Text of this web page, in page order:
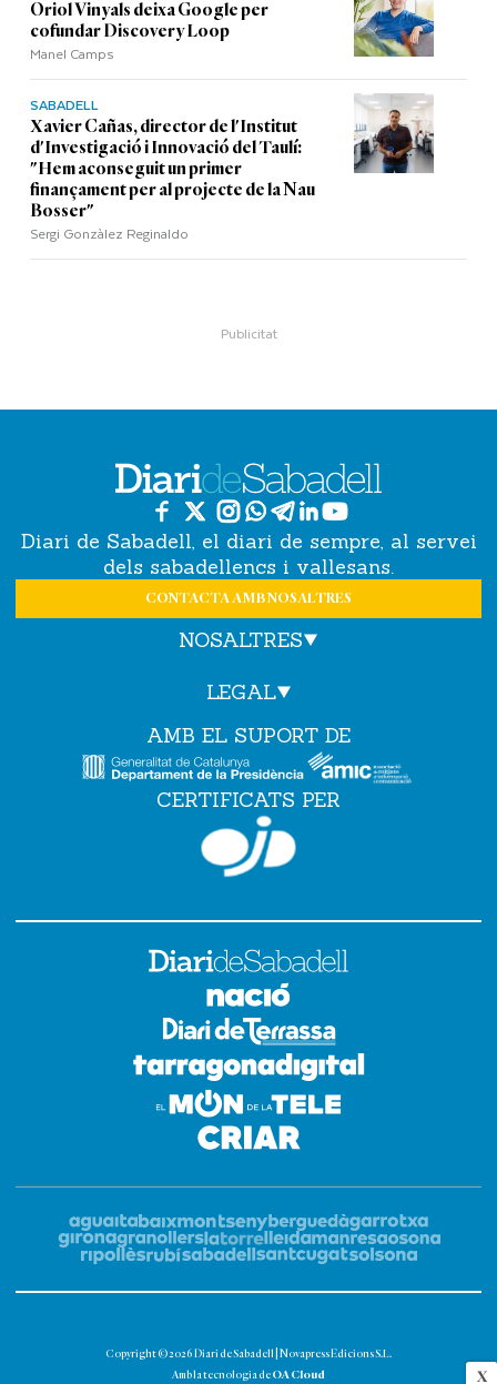
X
Oriol Vinyals deixa Google per
cofundar Discovery Loop
Manel Camps
SABADELL
Xavier Cañas, director de l'Institut
d'Investigació i Innovació del Taulí:
"Hem aconseguit un primer
finançament per al projecte de la Nau
Bosser"
Sergi Gonzàlez Reginaldo
Diari de Sabadell, el diari de sempre, al servei
dels sabadellencs i vallesans.
CONTACTA AMB NOSALTRES
NOSALTRES
LEGAL
AMB EL SUPORT DE
CERTIFICATS PER
Copyright © 2026 Diari de Sabadell | Novapress Edicions S.L.
Amb la tecnologia de OA Cloud